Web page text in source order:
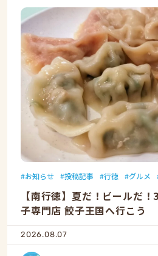
お知らせ 投稿記事 行徳 グルメ
【南行徳】夏だ！ビールだ
子専門店 餃子王国へ行こう
2026.08.07